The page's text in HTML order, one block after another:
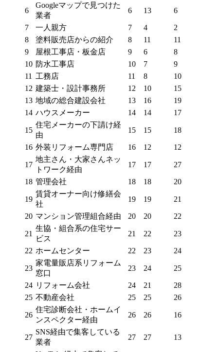
6
Googleマップで見つけた
業者
6 13 6
7 一人親方 7 4
2
8
塗料販売店からの紹介 8 11
11
9
屋根工事店・板金店 9 6
8
10 防水工事店 10 7
9
11
工務店 11 8
10
12 建築士・設計事務所 12 10
15
13 地域の総合建設会社 13 16
19
14 ハウスメーカー 14 14 17
15
住宅メーカーの下請け経
由
15 15 18
16 外装リフォーム専門店 16 12 12
17
地主さん・大家さんネッ
トワーク経由
17 17 27
18 管理会社 18 18 20
19
賃貸オーナー向け修繕会
社
19 19 21
20 マンション管理組合経由 20 20 22
21
生協・組合系の住宅サー
ビス
21 22 23
22 ホームセンター 22 23 24
23
家電量販店系リフォーム
窓口
23 24 25
24 リフォーム会社 24 21
28
25 不動産会社 25 25 26
26
住宅診断会社・ホームイ
ンスペクター経由
26 26 16
27
SNS経由で集客している
業者
27 27 13